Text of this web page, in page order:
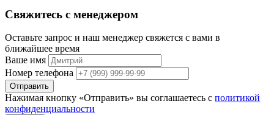
Свяжитесь с менеджером
Оставьте запрос и наш менеджер свяжется с вами в
ближайшее время
Ваше имя
Номер телефона
Отправить
Нажимая кнопку «Отправить» вы соглашаетесь с политикой
конфиденциальности